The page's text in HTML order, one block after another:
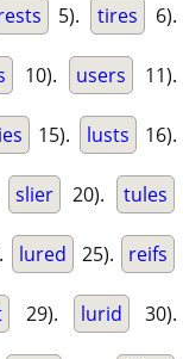
5). tires 6).
10). users 11).
15). lusts 16).
slier 20). tules
lured 25). reifs
29). lurid 30).